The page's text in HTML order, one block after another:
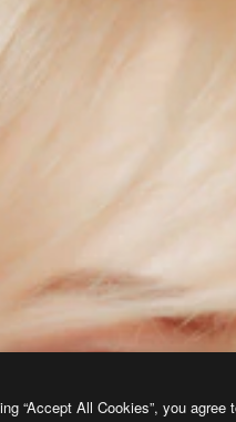
“Accept All Cookies”, you